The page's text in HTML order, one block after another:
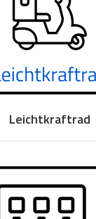
Leichtkraftrad